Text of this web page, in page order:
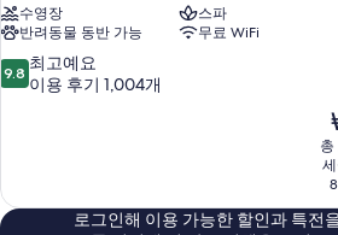
수영장
스파
반려동물 동반 가능
무료 WiFi
10
점
점,
최
9.8 최고예요
이용 후기 1,004개
로그인해 이용 가능한 할인과 특전